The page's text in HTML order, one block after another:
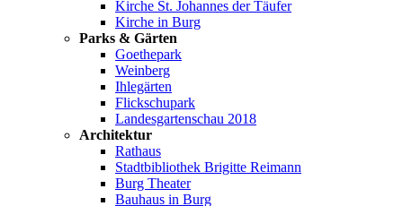
Kirche St. Johannes der Täufer
Kirche in Burg
Parks & Gärten
Goethepark
Weinberg
Ihlegärten
Flickschupark
Landesgartenschau 2018
Architektur
Rathaus
Stadtbibliothek Brigitte Reimann
Burg Theater
Bauhaus in Burg